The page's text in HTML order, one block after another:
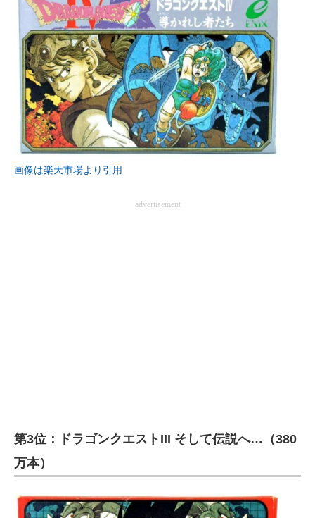
建設×テクノロジーの最前線
ちょっと気になるネットの話題
画像は楽天市場より引用
advertisement
第3位：ドラゴンクエストIII そして伝説へ…（380
万本）